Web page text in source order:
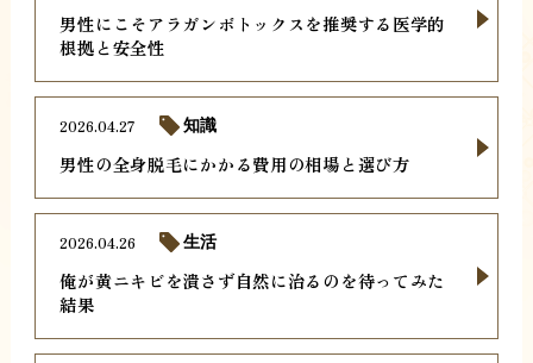
男性にこそアラガンボトックスを推奨する医学的
根拠と安全性
男性の全身脱毛にかかる費用の相場と選び方
2026.04.27 知識
俺が黄ニキビを潰さず自然に治るのを待ってみた
結果
2026.04.26 生活